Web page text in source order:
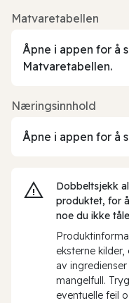
Matvaretabellen
Åpne i appen for å
Matvaretabellen.
Næringsinnhold
Åpne i appen for å
Dobbeltsjekk
produktet, for
noe du ikke
eksterne
av
mangelfull.
eventuelle feil